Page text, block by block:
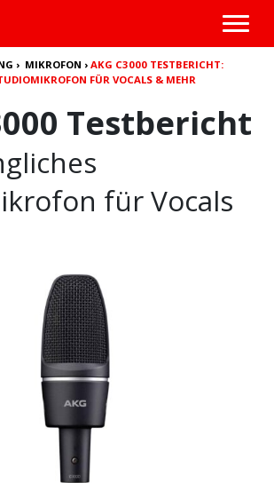
› MIKROFON ›AKG C3000 TESTBERICHT:
FÜR VOCALS & MEHR
Testbericht
für Vocals